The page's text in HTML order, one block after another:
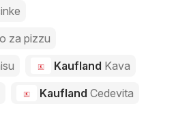
za pizzu
Kaufland Kava
Kaufland Cedevita